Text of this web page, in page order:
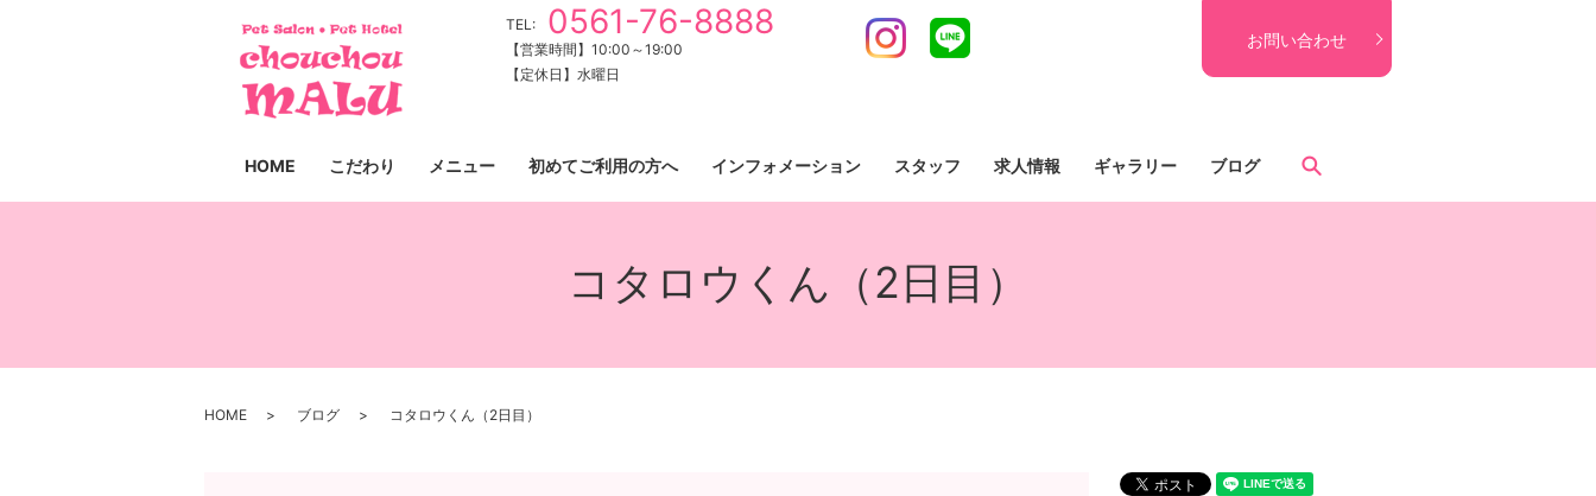
TEL: 0561-76-8888
【営業時間】10:00～19:00
【定休日】水曜日
Instagram お問い合わせ
HOME こだわり メニュー 初めてご利用の方へ インフォメーション スタッフ 求人情報 ギャラリー ブログ
コタロウくん（2日目）
HOME ブログ コタロウくん（2日目）